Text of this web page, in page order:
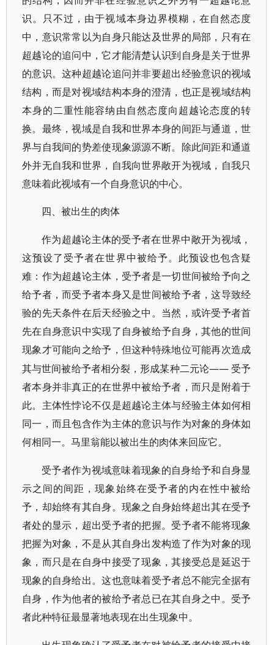
识。只不过，由于视域本身边界模糊，在自然态度
中，意识常常以为自身只能达及世界的局部，只有在
超越论的追问中，它才能清楚认识到自身是关于世界
的意识。这种超越论追问并非要超出经验意识的视域
结构，而是对视域结构本身的澄清，也正是视域结构
本身的二重性能容纳由自然态度向超越论态度的转
换。最终，视域是自我和世界本身的间距与通道，世
界与自我间的势差使现象源源不断。除此间距和通道
外并无自我和世界，自我向世界敞开为视域，自我只
意味着此视域有一个自身意识的中心。
四、被出生的肉体
作为超越论主体的受予者在世界中敞开为视域，
这预设了受予者在世界中被给予。此预设也包含疑
难： 作为超越论主体，受予者是一切世间被给予向之
给予者，而受予者本身又是世间被给予者，这导致经
验的先天条件在后天经验之中。当然，或许受予者首
先在自身意识中实现了自身被给予自身，其他的世间
现象才可能向之给予，但这种特殊地位可能再次造成
其与世间被给予者相分裂，形成某种二元论—— 受予
者本身并非真正的在世界中被给予者，而只是附着于
此。主体性悖论不仅是超越论主体与经验主体如何相
同一，而且包含作为主体的意识与作为对象的身体如
何相同一。马里翁能以被出生的肉体来回应它。
受予者作为视域意味着现象的自身给予和自身显
示之间的间距，现象始终在受予者的内在性中被给
予，却始终有其自身。现象之自身始终超出其在受予
者处的显示，超出受予者的把握。受予者不能将现象
把握为对象，不是从其自身出发构造了作为对象的现
象，而只是在自身中接受了现象，其接受总是延迟于
现象的自身给出。这也意味着受予者总不能完全据有
自身，作为他者的被给予者总已在其自身之中。受予
者此种特征最显著地表现在出生现象中。